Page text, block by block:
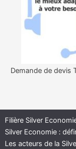
Demande de devis
Filière Silver
Silver Economie :
Les acteurs de la